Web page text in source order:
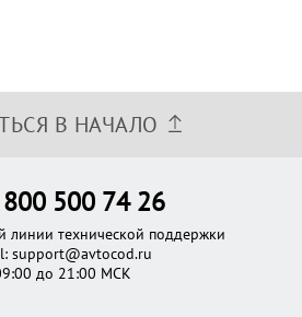
В НАЧАЛО
500 74 26
линии технической поддержки
support@avtocod.ru
до 21:00 МСК